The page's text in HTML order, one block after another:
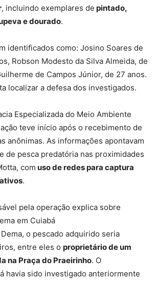
, incluindo exemplares de pintado,
e dourado.
identificados como: Josino Soares de
Robson Modesto da Silva Almeida, de
de Campos Júnior, de 27 anos.
localizar a defesa dos investigados.
Especializada do Meio Ambiente
teve início após o recebimento de
anônimas. As informações apontavam
de pesca predatória nas proximidades
com uso de redes para captura
.
pela operação explica sobre
em Cuiabá
o pescado adquirido seria
entre eles o proprietário de um
na Praça do Praeirinho. O
havia sido investigado anteriormente